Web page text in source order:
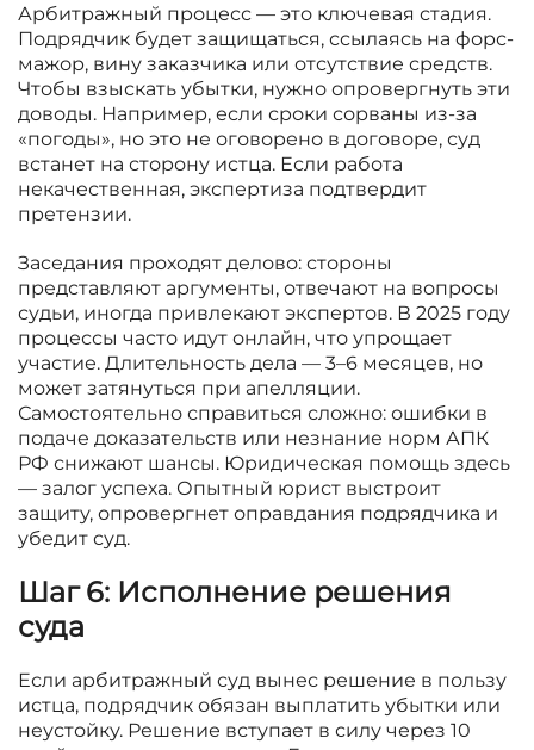
Арбитражный процесс — это ключевая стадия.
Подрядчик будет защищаться, ссылаясь на форс-
мажор, вину заказчика или отсутствие средств.
Чтобы взыскать убытки, нужно опровергнуть эти
доводы. Например, если сроки сорваны из-за
«погоды», но это не оговорено в договоре, суд
встанет на сторону истца. Если работа
некачественная, экспертиза подтвердит
претензии.
Заседания проходят делово: стороны
представляют аргументы, отвечают на вопросы
судьи, иногда привлекают экспертов. В 2025 году
процессы часто идут онлайн, что упрощает
участие. Длительность дела — 3–6 месяцев, но
может затянуться при апелляции.
Самостоятельно справиться сложно: ошибки в
подаче доказательств или незнание норм АПК
РФ снижают шансы. Юридическая помощь здесь
— залог успеха. Опытный юрист выстроит
защиту, опровергнет оправдания подрядчика и
убедит суд.
Шаг 6: Исполнение решения
суда
Если арбитражный суд вынес решение в пользу
истца, подрядчик обязан выплатить убытки или
неустойку. Решение вступает в силу через 10